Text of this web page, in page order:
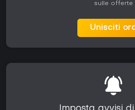
sulle offerte
Unisciti